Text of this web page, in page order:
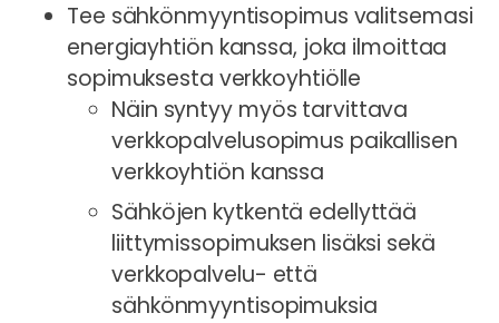
Tee sähkönmyyntisopimus valitsemasi
energiayhtiön kanssa, joka ilmoittaa
sopimuksesta verkkoyhtiölle
Näin syntyy myös tarvittava
verkkopalvelusopimus paikallisen
verkkoyhtiön kanssa
Sähköjen kytkentä edellyttää
liittymissopimuksen lisäksi sekä
verkkopalvelu- että
sähkönmyyntisopimuksia